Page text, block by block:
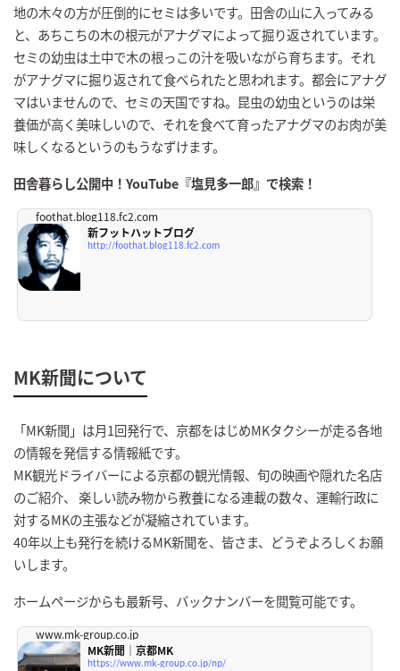
地の木々の方が圧倒的にセミは多いです。田舎の山に入ってみる
と、あちこちの木の根元がアナグマによって掘り返されています。
セミの幼虫は土中で木の根っこの汁を吸いながら育ちます。それ
がアナグマに掘り返されて食べられたと思われます。都会にアナグ
マはいませんので、セミの天国ですね。昆虫の幼虫というのは栄
養価が高く美味しいので、それを食べて育ったアナグマのお肉が美
味しくなるというのもうなずけます。
田舎暮らし公開中！YouTube『塩見多一郎』で検索！
foothat.blog118.fc2.com
新フットハットブログ
http://foothat.blog118.fc2.com
MK新聞について
「MK新聞」は月1回発行で、京都をはじめMKタクシーが走る各地
の情報を発信する情報紙です。
MK観光ドライバーによる京都の観光情報、旬の映画や隠れた名店
のご紹介、 楽しい読み物から教養になる連載の数々、運輸行政に
対するMKの主張などが凝縮されています。
40年以上も発行を続けるMK新聞を、皆さま、どうぞよろしくお願
いします。
ホームページからも最新号、バックナンバーを閲覧可能です。
www.mk-group.co.jp
MK新聞｜京都MK
https://www.mk-group.co.jp/np/